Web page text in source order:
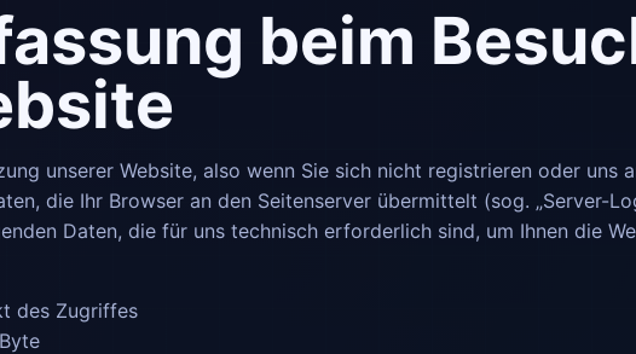
beim
unserer Website, also wenn Sie sich nicht registrieren oder uns
die Ihr Browser an den Seitenserver übermittelt (sog. „Server-
Daten, die für uns technisch erforderlich sind, um Ihnen die
des Zugriffes